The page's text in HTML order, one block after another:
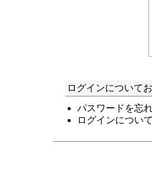
ログインについて
パスワードを忘
ログインについ